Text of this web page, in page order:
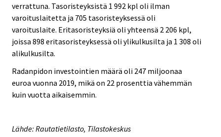
verrattuna. Tasoristeyksistä 1 992 kpl oli ilman
varoituslaitetta ja 705 tasoristeyksessä oli
varoituslaite. Eritasoristeyksiä oli yhteensä 2 206 kpl,
joissa 898 eritasoristeyksessä oli ylikulkusilta ja 1 308 oli
alikulkusilta.
Radanpidon investointien määrä oli 247 miljoonaa
euroa vuonna 2019, mikä on 22 prosenttia vähemmän
kuin vuotta aikaisemmin.
Lähde: Rautatietilasto, Tilastokeskus